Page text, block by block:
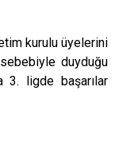
kurulu üyelerini
duyduğu
3. ligde başarılar